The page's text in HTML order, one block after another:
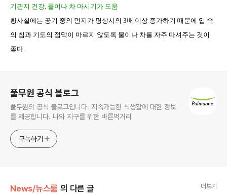
기관지 건강, 물이나 차 마시기가 도움
황사철에는 공기 중의 먼지가 평상시의 3배 이상 증가하기 때문에 입 속
의 침과 기도의 점막이 마르지 않도록 물이나 차를 자주 마셔주는 것이
좋다.
풀무원 공식 블로그
풀무원의 공식 블로그입니다. 지속가능한 식생활에 대한 정보
를 제공합니다. 나와 지구를 위한 바른먹거리
구독하기
News/뉴스룸 의 다른 글 더보기